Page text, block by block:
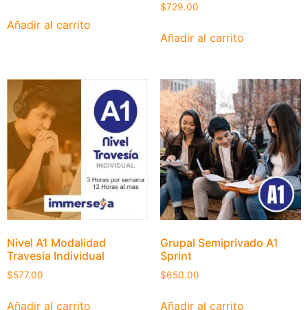
Añadir al carrito
$729.00
Añadir al carrito
Nivel A1 Modalidad
Travesía Individual
$577.00
Añadir al carrito
Grupal Semiprivado A1
Sprint
$650.00
Añadir al carrito